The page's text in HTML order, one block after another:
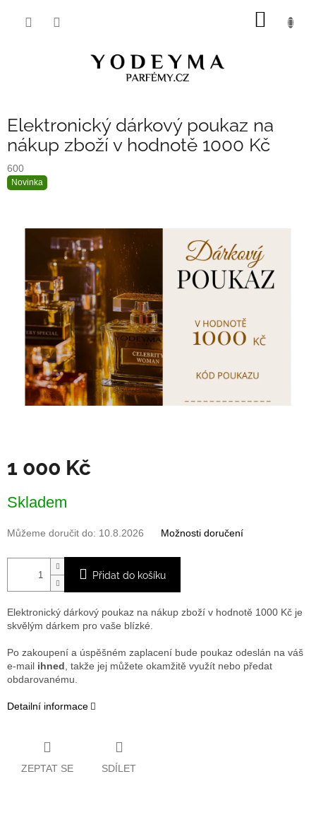
Elektronický dárkový poukaz na
nákup zboží v hodnotě 1000 Kč
600
Novinka
1 000 Kč
cena:
Skladem
Můžeme doručit do: 10.8.2026 Možnosti doručení
Přidat do košíku
Elektronický dárkový poukaz na nákup zboží v hodnotě 1000 Kč je
skvělým dárkem pro vaše blízké.
Po zakoupení a úspěšném zaplacení bude poukaz odeslán na váš
e-mail ihned, takže jej můžete okamžitě využít nebo předat
obdarovanému.
Detailní informace
ZEPTAT SE SDÍLET